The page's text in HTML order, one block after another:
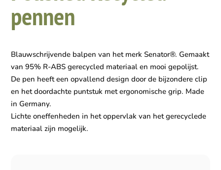
pennen
Blauwschrijvende balpen van het merk Senator®. Gemaakt
van 95% R-ABS gerecycled materiaal en mooi gepolijst.
De pen heeft een opvallend design door de bijzondere clip
en het doordachte puntstuk met ergonomische grip. Made
in Germany.
Lichte oneffenheden in het oppervlak van het gerecyclede
materiaal zijn mogelijk.